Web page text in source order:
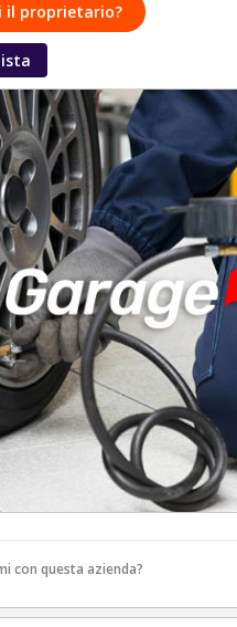
il proprietario?
con questa azienda?